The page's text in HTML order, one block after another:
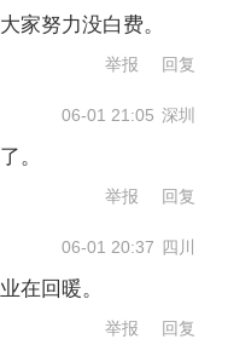
，主要原因在
第三季度业绩
有所改善，再
善，预计2026
改善空间。
慧表示，考虑
行业整体面临
家努力没白费。
举报 回复
06-01 21:05 深圳
。
举报 回复
06-01 20:37 四川
在回暖。
举报 回复